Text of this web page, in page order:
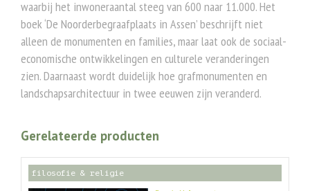
waarbij het inwoneraantal steeg van 600 naar 11.000. Het
boek ‘De Noorderbegraafplaats in Assen’ beschrijft niet
alleen de monumenten en families, maar laat ook de sociaal-
economische ontwikkelingen en culturele veranderingen
zien. Daarnaast wordt duidelijk hoe grafmonumenten en
landschapsarchitectuur in twee eeuwen zijn veranderd.
Gerelateerde producten
filosofie & religie